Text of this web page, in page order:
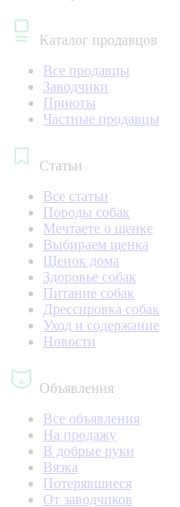
Каталог продавцов
Все продавцы
Заводчики
Приюты
Частные продавцы
Статьи
Все статьи
Породы собак
Мечтаете о щенке
Выбираем щенка
Щенок дома
Здоровье собак
Питание собак
Дрессировка собак
Уход и содержание
Новости
Объявления
Все объявления
На продажу
В добрые руки
Вязка
Потерявшиеся
От заводчиков